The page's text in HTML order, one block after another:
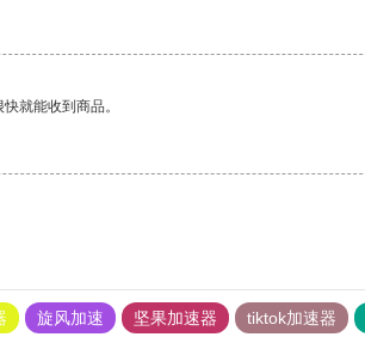
就能收到商品。
旋风加速 坚果加速器 tiktok加速器